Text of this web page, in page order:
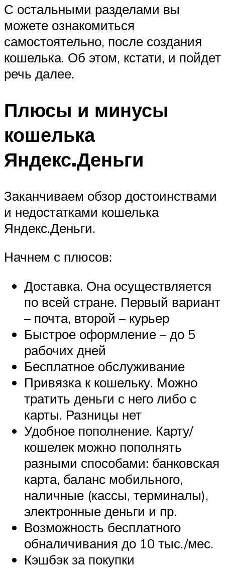
С остальными разделами вы
можете ознакомиться
самостоятельно, после создания
кошелька. Об этом, кстати, и пойдет
речь далее.
Плюсы и минусы
кошелька
Яндекс.Деньги
Заканчиваем обзор достоинствами
и недостатками кошелька
Яндекс.Деньги.
Начнем с плюсов:
Доставка. Она осуществляется
по всей стране. Первый вариант
– почта, второй – курьер
Быстрое оформление – до 5
рабочих дней
Бесплатное обслуживание
Привязка к кошельку. Можно
тратить деньги с него либо с
карты. Разницы нет
Удобное пополнение. Карту/
кошелек можно пополнять
разными способами: банковская
карта, баланс мобильного,
наличные (кассы, терминалы),
электронные деньги и пр.
Возможность бесплатного
обналичивания до 10 тыс./мес.
Кэшбэк за покупки